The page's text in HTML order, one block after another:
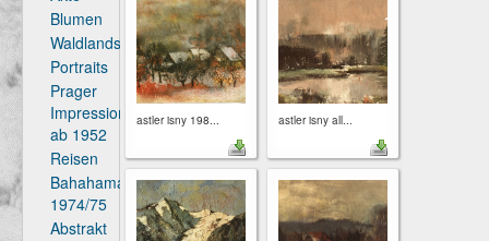
Blumen
Waldlandschaften
Portraits
Prager
Impressionen
ab 1952
Reisen
Bahahamas
1974/75
Abstrakt
astler isny 198... astler isny all...